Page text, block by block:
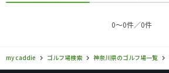
0〜0件／0件
my caddie ゴルフ場検索 神奈川県のゴルフ場一覧